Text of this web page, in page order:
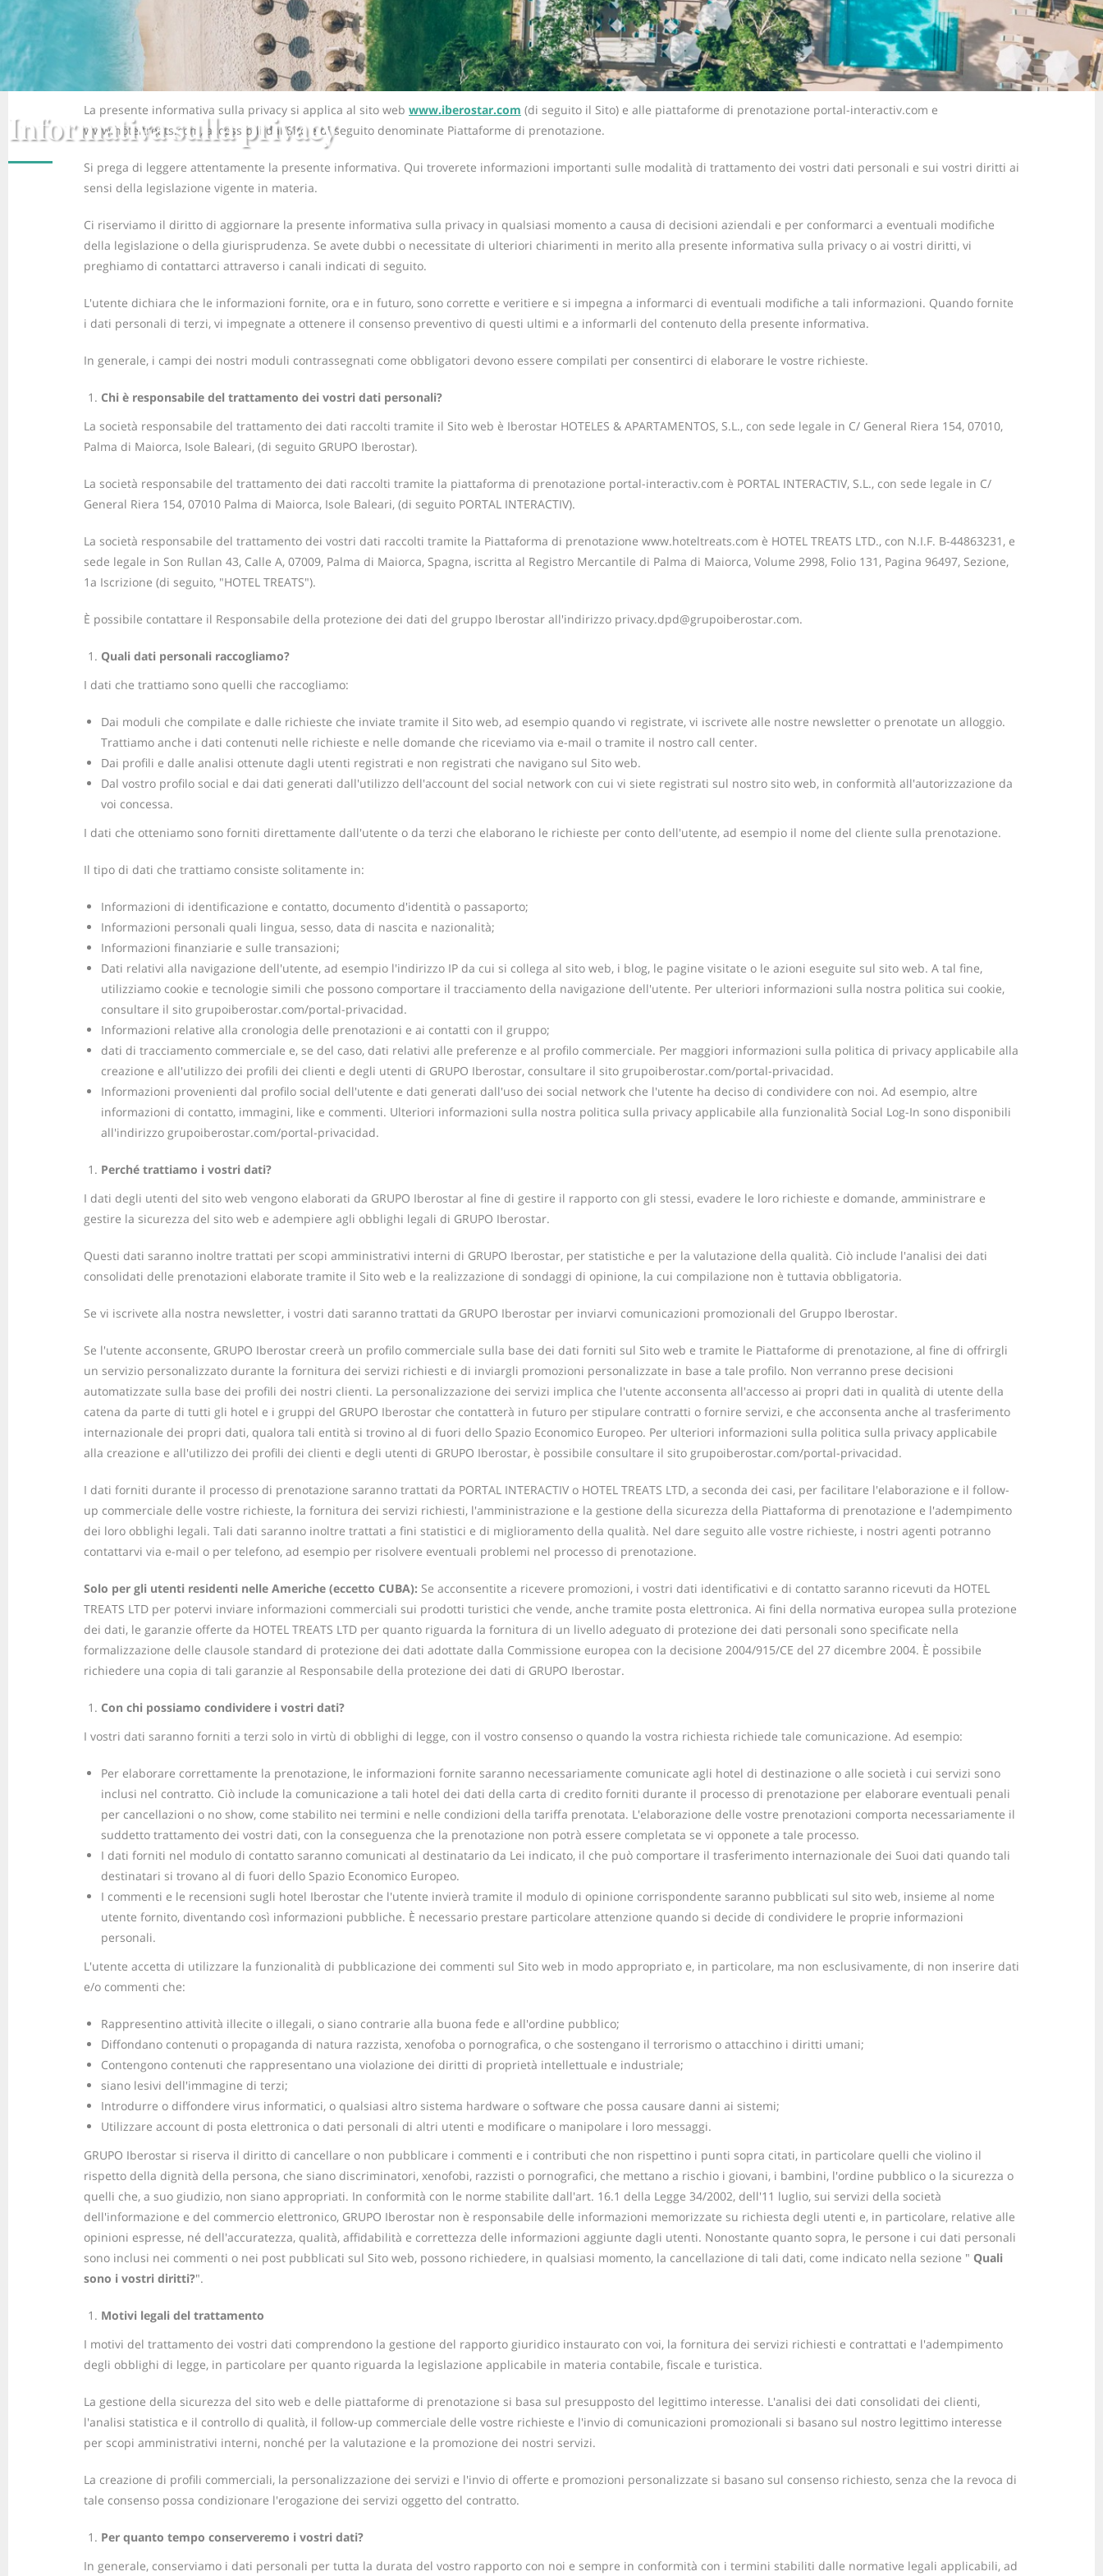
Informativa sulla privacy
La presente informativa sulla privacy si applica al sito web www.iberostar.com (di seguito il Sito) e alle piattaforme di prenotazione portal-interactiv.com e
www.hoteltreats.com, accessibili dal Sito e di seguito denominate Piattaforme di prenotazione.
Si prega di leggere attentamente la presente informativa. Qui troverete informazioni importanti sulle modalità di trattamento dei vostri dati personali e sui vostri diritti ai
sensi della legislazione vigente in materia.
Ci riserviamo il diritto di aggiornare la presente informativa sulla privacy in qualsiasi momento a causa di decisioni aziendali e per conformarci a eventuali modifiche
della legislazione o della giurisprudenza. Se avete dubbi o necessitate di ulteriori chiarimenti in merito alla presente informativa sulla privacy o ai vostri diritti, vi
preghiamo di contattarci attraverso i canali indicati di seguito.
L'utente dichiara che le informazioni fornite, ora e in futuro, sono corrette e veritiere e si impegna a informarci di eventuali modifiche a tali informazioni. Quando fornite
i dati personali di terzi, vi impegnate a ottenere il consenso preventivo di questi ultimi e a informarli del contenuto della presente informativa.
In generale, i campi dei nostri moduli contrassegnati come obbligatori devono essere compilati per consentirci di elaborare le vostre richieste.
Chi è responsabile del trattamento dei vostri dati personali?
La società responsabile del trattamento dei dati raccolti tramite il Sito web è Iberostar HOTELES & APARTAMENTOS, S.L., con sede legale in C/ General Riera 154, 07010,
Palma di Maiorca, Isole Baleari, (di seguito GRUPO Iberostar).
La società responsabile del trattamento dei dati raccolti tramite la piattaforma di prenotazione portal-interactiv.com è PORTAL INTERACTIV, S.L., con sede legale in C/
General Riera 154, 07010 Palma di Maiorca, Isole Baleari, (di seguito PORTAL INTERACTIV).
La società responsabile del trattamento dei vostri dati raccolti tramite la Piattaforma di prenotazione www.hoteltreats.com è HOTEL TREATS LTD., con N.I.F. B-44863231, e
sede legale in Son Rullan 43, Calle A, 07009, Palma di Maiorca, Spagna, iscritta al Registro Mercantile di Palma di Maiorca, Volume 2998, Folio 131, Pagina 96497, Sezione,
1a Iscrizione (di seguito, "HOTEL TREATS").
È possibile contattare il Responsabile della protezione dei dati del gruppo Iberostar all'indirizzo privacy.dpd@grupoiberostar.com.
Quali dati personali raccogliamo?
I dati che trattiamo sono quelli che raccogliamo:
Dai moduli che compilate e dalle richieste che inviate tramite il Sito web, ad esempio quando vi registrate, vi iscrivete alle nostre newsletter o prenotate un alloggio.
Trattiamo anche i dati contenuti nelle richieste e nelle domande che riceviamo via e-mail o tramite il nostro call center.
Dai profili e dalle analisi ottenute dagli utenti registrati e non registrati che navigano sul Sito web.
Dal vostro profilo social e dai dati generati dall'utilizzo dell'account del social network con cui vi siete registrati sul nostro sito web, in conformità all'autorizzazione da
voi concessa.
I dati che otteniamo sono forniti direttamente dall'utente o da terzi che elaborano le richieste per conto dell'utente, ad esempio il nome del cliente sulla prenotazione.
Il tipo di dati che trattiamo consiste solitamente in:
Informazioni di identificazione e contatto, documento d'identità o passaporto;
Informazioni personali quali lingua, sesso, data di nascita e nazionalità;
Informazioni finanziarie e sulle transazioni;
Dati relativi alla navigazione dell'utente, ad esempio l'indirizzo IP da cui si collega al sito web, i blog, le pagine visitate o le azioni eseguite sul sito web. A tal fine,
utilizziamo cookie e tecnologie simili che possono comportare il tracciamento della navigazione dell'utente. Per ulteriori informazioni sulla nostra politica sui cookie,
consultare il sito grupoiberostar.com/portal-privacidad.
Informazioni relative alla cronologia delle prenotazioni e ai contatti con il gruppo;
dati di tracciamento commerciale e, se del caso, dati relativi alle preferenze e al profilo commerciale. Per maggiori informazioni sulla politica di privacy applicabile alla
creazione e all'utilizzo dei profili dei clienti e degli utenti di GRUPO Iberostar, consultare il sito grupoiberostar.com/portal-privacidad.
Informazioni provenienti dal profilo social dell'utente e dati generati dall'uso dei social network che l'utente ha deciso di condividere con noi. Ad esempio, altre
informazioni di contatto, immagini, like e commenti. Ulteriori informazioni sulla nostra politica sulla privacy applicabile alla funzionalità Social Log-In sono disponibili
all'indirizzo grupoiberostar.com/portal-privacidad.
Perché trattiamo i vostri dati?
I dati degli utenti del sito web vengono elaborati da GRUPO Iberostar al fine di gestire il rapporto con gli stessi, evadere le loro richieste e domande, amministrare e
gestire la sicurezza del sito web e adempiere agli obblighi legali di GRUPO Iberostar.
Questi dati saranno inoltre trattati per scopi amministrativi interni di GRUPO Iberostar, per statistiche e per la valutazione della qualità. Ciò include l'analisi dei dati
consolidati delle prenotazioni elaborate tramite il Sito web e la realizzazione di sondaggi di opinione, la cui compilazione non è tuttavia obbligatoria.
Se vi iscrivete alla nostra newsletter, i vostri dati saranno trattati da GRUPO Iberostar per inviarvi comunicazioni promozionali del Gruppo Iberostar.
Se l'utente acconsente, GRUPO Iberostar creerà un profilo commerciale sulla base dei dati forniti sul Sito web e tramite le Piattaforme di prenotazione, al fine di offrirgli
un servizio personalizzato durante la fornitura dei servizi richiesti e di inviargli promozioni personalizzate in base a tale profilo. Non verranno prese decisioni
automatizzate sulla base dei profili dei nostri clienti. La personalizzazione dei servizi implica che l'utente acconsenta all'accesso ai propri dati in qualità di utente della
catena da parte di tutti gli hotel e i gruppi del GRUPO Iberostar che contatterà in futuro per stipulare contratti o fornire servizi, e che acconsenta anche al trasferimento
internazionale dei propri dati, qualora tali entità si trovino al di fuori dello Spazio Economico Europeo. Per ulteriori informazioni sulla politica sulla privacy applicabile
alla creazione e all'utilizzo dei profili dei clienti e degli utenti di GRUPO Iberostar, è possibile consultare il sito grupoiberostar.com/portal-privacidad.
I dati forniti durante il processo di prenotazione saranno trattati da PORTAL INTERACTIV o HOTEL TREATS LTD, a seconda dei casi, per facilitare l'elaborazione e il follow-
up commerciale delle vostre richieste, la fornitura dei servizi richiesti, l'amministrazione e la gestione della sicurezza della Piattaforma di prenotazione e l'adempimento
dei loro obblighi legali. Tali dati saranno inoltre trattati a fini statistici e di miglioramento della qualità. Nel dare seguito alle vostre richieste, i nostri agenti potranno
contattarvi via e-mail o per telefono, ad esempio per risolvere eventuali problemi nel processo di prenotazione.
Solo per gli utenti residenti nelle Americhe (eccetto CUBA): Se acconsentite a ricevere promozioni, i vostri dati identificativi e di contatto saranno ricevuti da HOTEL
TREATS LTD per potervi inviare informazioni commerciali sui prodotti turistici che vende, anche tramite posta elettronica. Ai fini della normativa europea sulla protezione
dei dati, le garanzie offerte da HOTEL TREATS LTD per quanto riguarda la fornitura di un livello adeguato di protezione dei dati personali sono specificate nella
formalizzazione delle clausole standard di protezione dei dati adottate dalla Commissione europea con la decisione 2004/915/CE del 27 dicembre 2004. È possibile
richiedere una copia di tali garanzie al Responsabile della protezione dei dati di GRUPO Iberostar.
Con chi possiamo condividere i vostri dati?
I vostri dati saranno forniti a terzi solo in virtù di obblighi di legge, con il vostro consenso o quando la vostra richiesta richiede tale comunicazione. Ad esempio:
Per elaborare correttamente la prenotazione, le informazioni fornite saranno necessariamente comunicate agli hotel di destinazione o alle società i cui servizi sono
inclusi nel contratto. Ciò include la comunicazione a tali hotel dei dati della carta di credito forniti durante il processo di prenotazione per elaborare eventuali penali
per cancellazioni o no show, come stabilito nei termini e nelle condizioni della tariffa prenotata. L'elaborazione delle vostre prenotazioni comporta necessariamente il
suddetto trattamento dei vostri dati, con la conseguenza che la prenotazione non potrà essere completata se vi opponete a tale processo.
I dati forniti nel modulo di contatto saranno comunicati al destinatario da Lei indicato, il che può comportare il trasferimento internazionale dei Suoi dati quando tali
destinatari si trovano al di fuori dello Spazio Economico Europeo.
I commenti e le recensioni sugli hotel Iberostar che l'utente invierà tramite il modulo di opinione corrispondente saranno pubblicati sul sito web, insieme al nome
utente fornito, diventando così informazioni pubbliche. È necessario prestare particolare attenzione quando si decide di condividere le proprie informazioni
personali.
L'utente accetta di utilizzare la funzionalità di pubblicazione dei commenti sul Sito web in modo appropriato e, in particolare, ma non esclusivamente, di non inserire dati
e/o commenti che:
Rappresentino attività illecite o illegali, o siano contrarie alla buona fede e all'ordine pubblico;
Diffondano contenuti o propaganda di natura razzista, xenofoba o pornografica, o che sostengano il terrorismo o attacchino i diritti umani;
Contengono contenuti che rappresentano una violazione dei diritti di proprietà intellettuale e industriale;
siano lesivi dell'immagine di terzi;
Introdurre o diffondere virus informatici, o qualsiasi altro sistema hardware o software che possa causare danni ai sistemi;
Utilizzare account di posta elettronica o dati personali di altri utenti e modificare o manipolare i loro messaggi.
GRUPO Iberostar si riserva il diritto di cancellare o non pubblicare i commenti e i contributi che non rispettino i punti sopra citati, in particolare quelli che violino il
rispetto della dignità della persona, che siano discriminatori, xenofobi, razzisti o pornografici, che mettano a rischio i giovani, i bambini, l'ordine pubblico o la sicurezza o
quelli che, a suo giudizio, non siano appropriati. In conformità con le norme stabilite dall'art. 16.1 della Legge 34/2002, dell'11 luglio, sui servizi della società
dell'informazione e del commercio elettronico, GRUPO Iberostar non è responsabile delle informazioni memorizzate su richiesta degli utenti e, in particolare, relative alle
opinioni espresse, né dell'accuratezza, qualità, affidabilità e correttezza delle informazioni aggiunte dagli utenti. Nonostante quanto sopra, le persone i cui dati personali
sono inclusi nei commenti o nei post pubblicati sul Sito web, possono richiedere, in qualsiasi momento, la cancellazione di tali dati, come indicato nella sezione " Quali
sono i vostri diritti?".
Motivi legali del trattamento
I motivi del trattamento dei vostri dati comprendono la gestione del rapporto giuridico instaurato con voi, la fornitura dei servizi richiesti e contrattati e l'adempimento
degli obblighi di legge, in particolare per quanto riguarda la legislazione applicabile in materia contabile, fiscale e turistica.
La gestione della sicurezza del sito web e delle piattaforme di prenotazione si basa sul presupposto del legittimo interesse. L'analisi dei dati consolidati dei clienti,
l'analisi statistica e il controllo di qualità, il follow-up commerciale delle vostre richieste e l'invio di comunicazioni promozionali si basano sul nostro legittimo interesse
per scopi amministrativi interni, nonché per la valutazione e la promozione dei nostri servizi.
La creazione di profili commerciali, la personalizzazione dei servizi e l'invio di offerte e promozioni personalizzate si basano sul consenso richiesto, senza che la revoca di
tale consenso possa condizionare l'erogazione dei servizi oggetto del contratto.
Per quanto tempo conserveremo i vostri dati?
In generale, conserviamo i dati personali per tutta la durata del vostro rapporto con noi e sempre in conformità con i termini stabiliti dalle normative legali applicabili, ad